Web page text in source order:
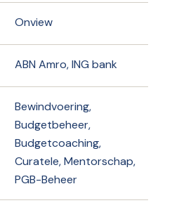
Onview
ABN Amro, ING bank
Bewindvoering,
Budgetbeheer,
Budgetcoaching,
Curatele, Mentorschap,
PGB-Beheer